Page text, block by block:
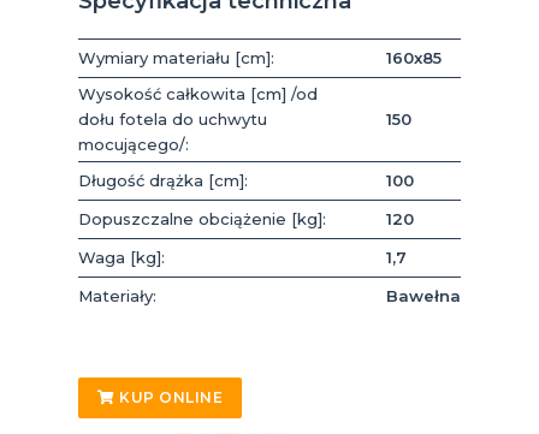
Wymiary materiału [cm]:
160x85
Wysokość całkowita [cm] /od
dołu fotela do uchwytu
mocującego/:
150
Długość drążka [cm]:
100
Dopuszczalne obciążenie [kg]:
120
Waga [kg]:
1,7
Materiały:
Bawełna
KUP ONLINE